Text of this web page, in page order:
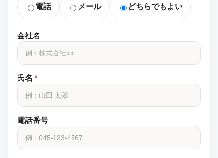
電話 メール どちらでもよい
会社名
氏名 *
電話番号